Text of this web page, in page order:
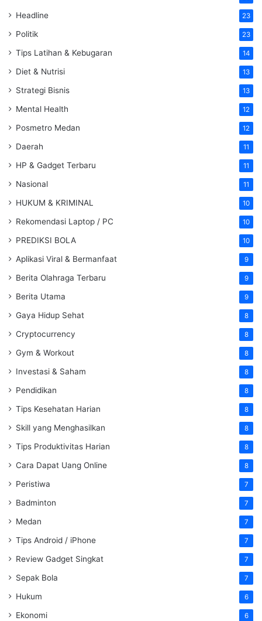
Headline 23
Politik 23
Tips Latihan & Kebugaran 14
Diet & Nutrisi 13
Strategi Bisnis 13
Mental Health 12
Posmetro Medan 12
Daerah 11
HP & Gadget Terbaru 11
Nasional 11
HUKUM & KRIMINAL 10
Rekomendasi Laptop / PC 10
PREDIKSI BOLA 10
Aplikasi Viral & Bermanfaat 9
Berita Olahraga Terbaru 9
Berita Utama 9
Gaya Hidup Sehat 8
Cryptocurrency 8
Gym & Workout 8
Investasi & Saham 8
Pendidikan 8
Tips Kesehatan Harian 8
Skill yang Menghasilkan 8
Tips Produktivitas Harian 8
Cara Dapat Uang Online 8
Peristiwa 7
Badminton 7
Medan 7
Tips Android / iPhone 7
Review Gadget Singkat 7
Sepak Bola 7
Hukum 6
Ekonomi 6